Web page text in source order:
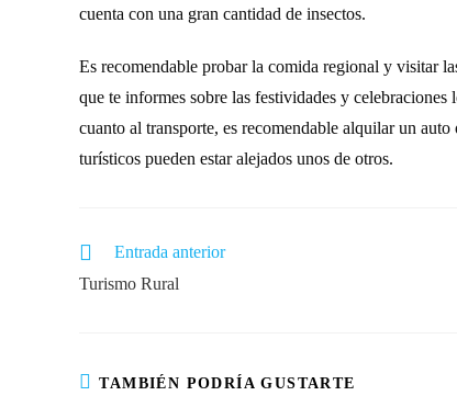
cuenta con una gran cantidad de insectos.
Es recomendable probar la comida regional y visitar
que te informes sobre las festividades y
cuanto al transporte, es recomendable alquilar un
turísticos pueden estar alejados unos de otros.
Entrada anterior
Turismo Rural
TAMBIÉN PODRÍA GUSTARTE